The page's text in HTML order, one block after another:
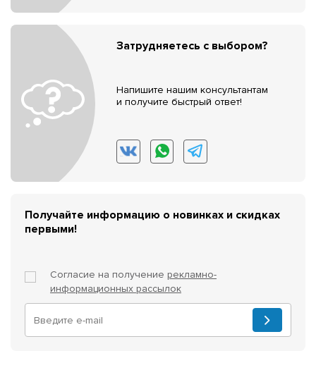
Затрудняетесь с выбором?
Напишите нашим консультантам
и получите быстрый ответ!
Получайте информацию о новинках и скидках
первыми!
Согласие на получение рекламно-
информационных рассылок